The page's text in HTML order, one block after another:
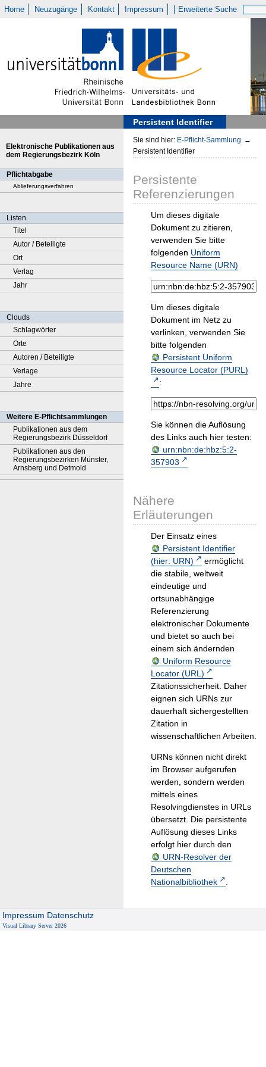
Home Neuzugänge Kontakt Impressum Erweiterte Suche
Persistent Identifier
Elektronische Publikationen aus
dem Regierungsbezirk Köln
Pflichtabgabe
Ablieferungsverfahren
Listen
Titel
Autor / Beteiligte
Ort
Verlag
Jahr
Clouds
Schlagwörter
Orte
Autoren / Beteiligte
Verlage
Jahre
Weitere E-Pflichtsammlungen
Publikationen aus dem
Regierungsbezirk Düsseldorf
Publikationen aus den
Regierungsbezirken Münster,
Arnsberg und Detmold
Sie sind hier: E-Pflicht-Sammlung →
Persistent Identifier
Persistente
Referenzierungen
Um dieses digitale
Dokument zu zitieren,
verwenden Sie bitte
folgenden Uniform
Resource Name (URN)
Um dieses digitale
Dokument im Netz zu
verlinken, verwenden Sie
bitte folgenden
Persistent Uniform
Resource Locator (PURL)
:
Sie können die Auflösung
des Links auch hier testen:
urn:nbn:de:hbz:5:2-
357903
Nähere
Erläuterungen
Der Einsatz eines
Persistent Identifier
(hier: URN)
ermöglicht
die stabile, weltweit
eindeutige und
ortsunabhängige
Referenzierung
elektronischer Dokumente
und bietet so auch bei
einem sich ändernden
Uniform Resource
Locator (URL)
Zitationssicherheit. Daher
eignen sich URNs zur
dauerhaft sichergestellten
Zitation in
wissenschaftlichen Arbeiten.
URNs können nicht direkt
im Browser aufgerufen
werden, sondern werden
mittels eines
Resolvingdienstes in URLs
übersetzt. Die persistente
Auflösung dieses Links
erfolgt hier durch den
URN-Resolver der
Deutschen
Nationalbibliothek
.
Impressum Datenschutz
Visual Library Server 2026